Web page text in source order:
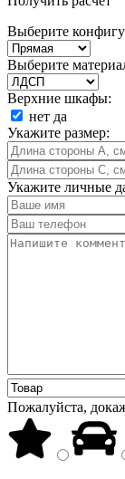
Выберите
Выберите
Верхние шкафы:
нет да
Укажите размер:
Укажите личные
Пожалуйста,